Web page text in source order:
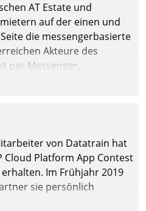
AT Estate und
auf der einen und
die messengerbasierte
Akteure des
per Messenger,
empfangen oder
von Datatrain hat
Cloud Platform App Contest
Im Frühjahr 2019
sie persönlich